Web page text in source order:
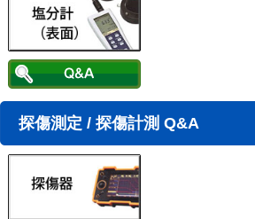
探傷測定 / 探傷計測 Q&A